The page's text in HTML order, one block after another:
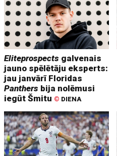
Eliteprospects galvenais
jauno spēlētāju eksperts:
jau janvārī Floridas
Panthers bija nolēmusi
iegūt Šmitu © DIENA